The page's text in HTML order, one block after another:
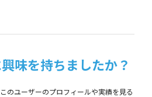
味を持ちましたか？
のユーザーのプロフィールや実績を見る